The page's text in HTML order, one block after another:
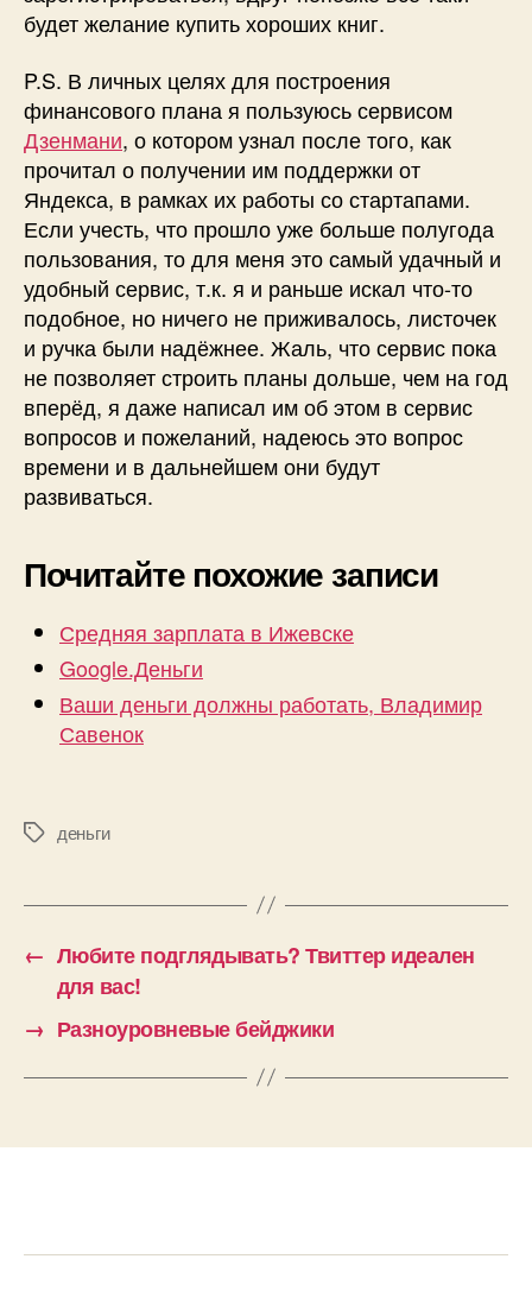
будет желание купить хороших книг.
P.S. В личных целях для построения
финансового плана я пользуюсь сервисом
Дзенмани, о котором узнал после того, как
прочитал о получении им поддержки от
Яндекса, в рамках их работы со стартапами.
Если учесть, что прошло уже больше полугода
пользования, то для меня это самый удачный и
удобный сервис, т.к. я и раньше искал что-то
подобное, но ничего не приживалось, листочек
и ручка были надёжнее. Жаль, что сервис пока
не позволяет строить планы дольше, чем на год
вперёд, я даже написал им об этом в сервис
вопросов и пожеланий, надеюсь это вопрос
времени и в дальнейшем они будут
развиваться.
Почитайте похожие записи
Средняя зарплата в Ижевске
Google.Деньги
Ваши деньги должны работать, Владимир
Савенок
Меткиденьги
← Любите подглядывать? Твиттер идеален
для вас!
→ Разноуровневые бейджики